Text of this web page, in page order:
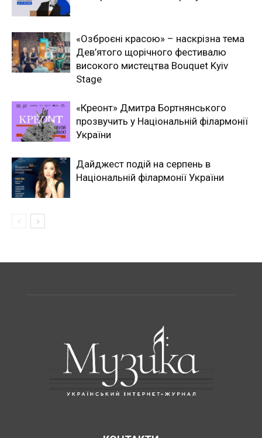
«Озброєні красою» – наскрізна тема
Дев’ятого щорічного фестивалю
високого мистецтва Bouquet Kyiv
Stage
«Креонт» Дмитра Бортнянського
прозвучить у Національній філармонії
України
Дайджест подій на серпень в
Національній філармонії України